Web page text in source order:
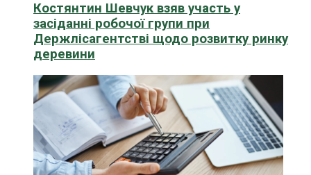
Костянтин Шевчук взяв участь у
засіданні робочої групи при
Держлісагентстві щодо розвитку ринку
деревини